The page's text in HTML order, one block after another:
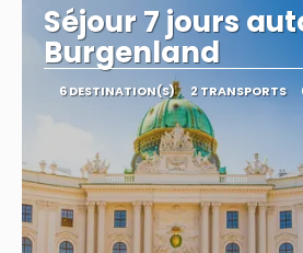
Séjour 7 jours
Burgenland
6 DESTINATION(S) 2 TRANSPORTS